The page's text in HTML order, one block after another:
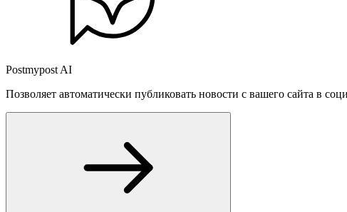
Postmypost AI
Позволяет автоматически публиковать новости с вашего сайта в